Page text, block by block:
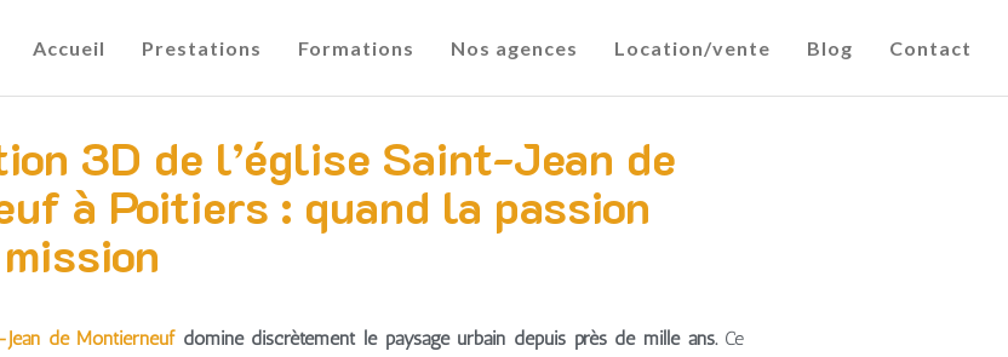
Accueil Prestations Formations Nos agences Location/vente Blog Contact
3D de l’église Saint-Jean de
à Poitiers : quand la passion
Jean de Montierneufdomine discrètement le paysage urbain depuis près de mille ans.Ce